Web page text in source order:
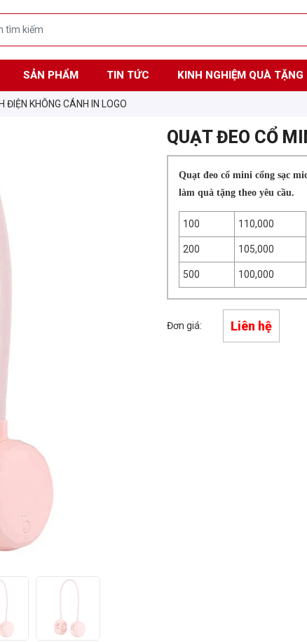
SẢN PHẨM TIN TỨC KINH NGHIỆM QUÀ TẶNG
ĐIỆN KHÔNG CÁNH IN LOGO
QUẠT ĐEO CỔ
Quạt đeo cổ mini cổng sạc
làm quà tặng theo yêu cầu.
100 110,000
200 105,000
500 100,000
Đơn giá: Liên hệ